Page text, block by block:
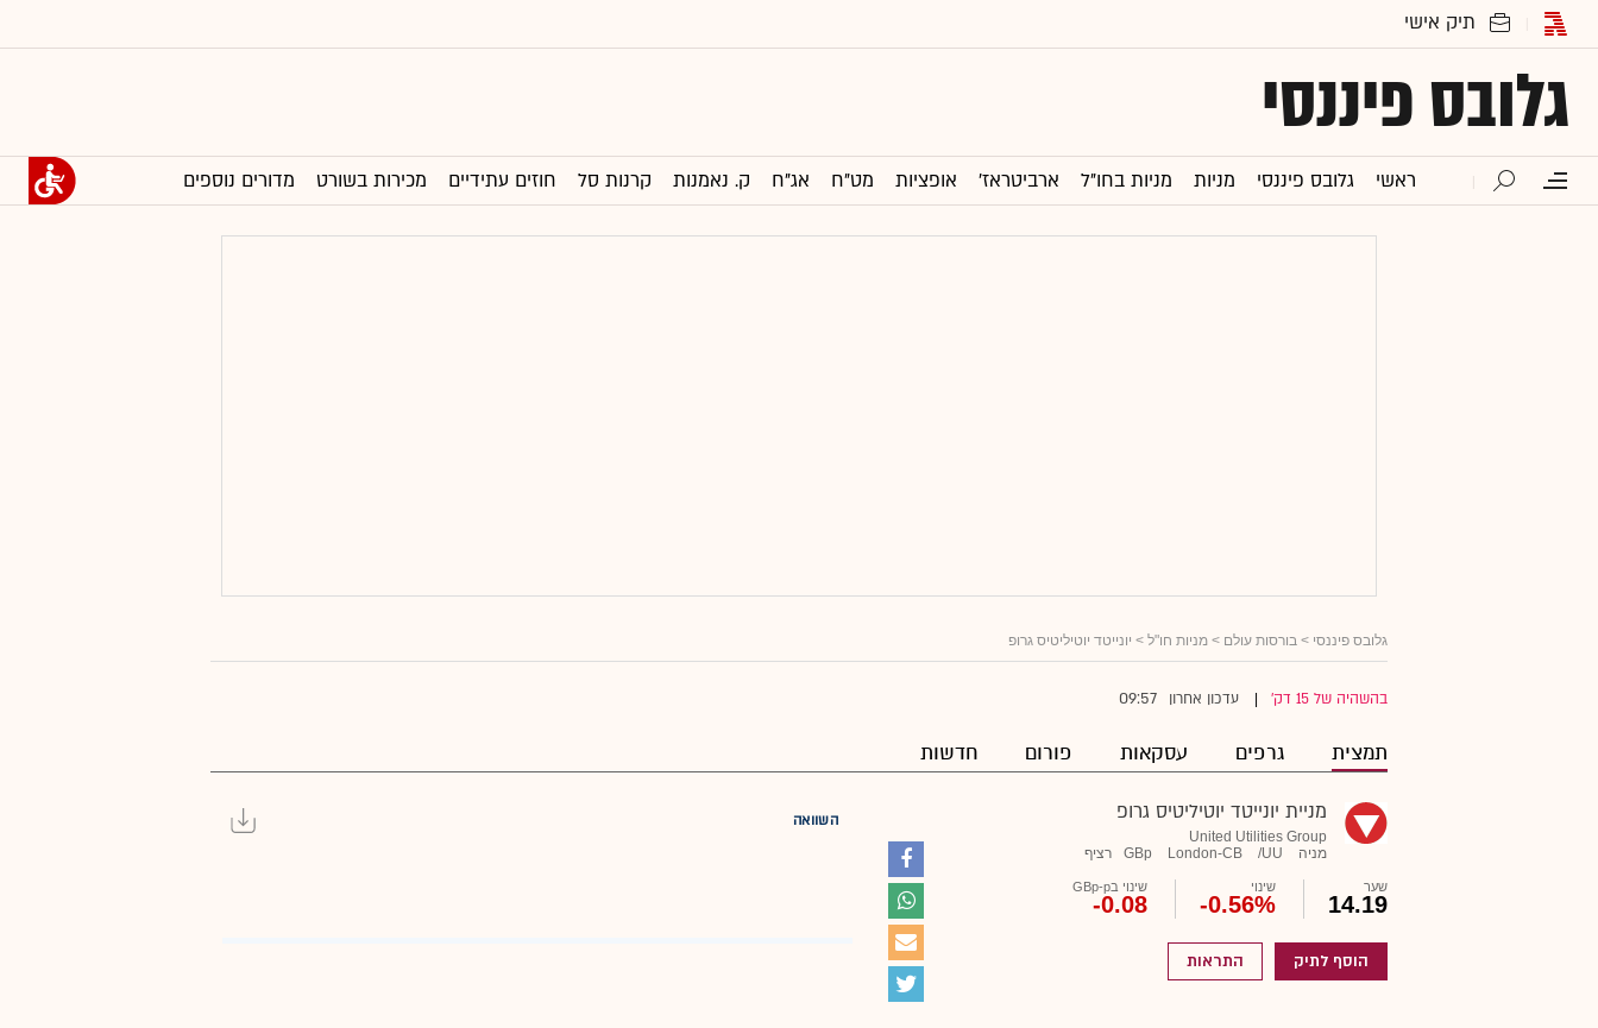
גלובס פיננסי
ראשי גלובס פיננסי מניות מניות בחו"ל ארביטראז' אופציות מט"ח אג"ח ק. נאמנות קרנות סל חוזים עתידיים מכירות בשורט מדורים נוספים
גלובס פיננסי > בורסות עולם > מניות חו"ל > יונייטד יוטיליטיס גרופ
בהשהיה של 15 דק' עדכון אחרון 09:57
תמצית גרפים עסקאות פורום חדשות
מניית יונייטד יוטיליטיס גרופ
United Utilities Group
מניה
UU/
London-CB
GBp רציף
שער
14.19
שינוי
-0.56%
שינוי בGBp-p
-0.08
הוסף לתיק התראות
השוואה